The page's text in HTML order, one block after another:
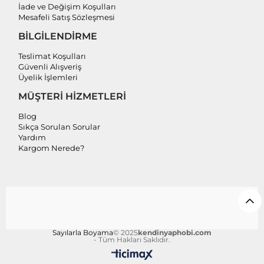
İade ve Değişim Koşulları
Mesafeli Satış Sözleşmesi
BİLGİLENDİRME
Teslimat Koşulları
Güvenli Alışveriş
Üyelik İşlemleri
MÜŞTERİ HİZMETLERİ
Blog
Sıkça Sorulan Sorular
Yardım
Kargom Nerede?
Sayılarla Boyama© 2025kendinyaphobi.com
- Tüm Hakları Saklıdır.